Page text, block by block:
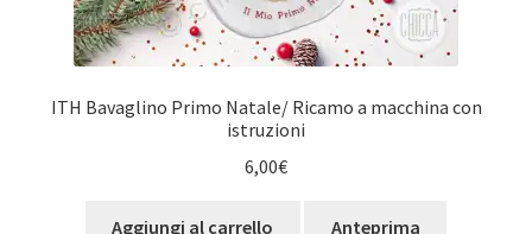
ITH Bavaglino Primo Natale/ Ricamo a macchina con
istruzioni
6,00€
Aggiungi al carrello Anteprima